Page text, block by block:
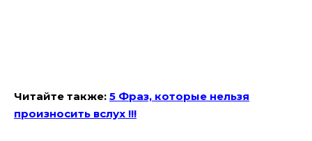
Читайте также: 5 Фраз, которые нельзя
произносить вслух !!!